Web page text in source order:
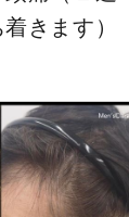
きます）